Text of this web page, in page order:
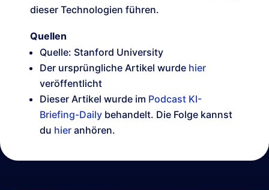
dieser Technologien führen.
Quellen
Quelle: Stanford University
Der ursprüngliche Artikel wurde hier
veröffentlicht
Dieser Artikel wurde im Podcast KI-
Briefing-Daily behandelt. Die Folge kannst
du hier anhören.